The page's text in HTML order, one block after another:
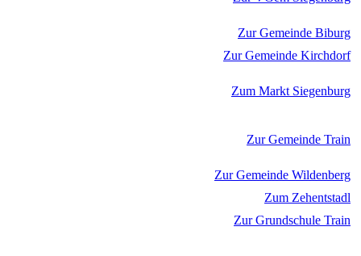
Zur Gemeinde Biburg
Zur Gemeinde Kirchdorf
Zum Markt Siegenburg
Zur Gemeinde Train
Zur Gemeinde Wildenberg
Zum Zehentstadl
Zur Grundschule Train